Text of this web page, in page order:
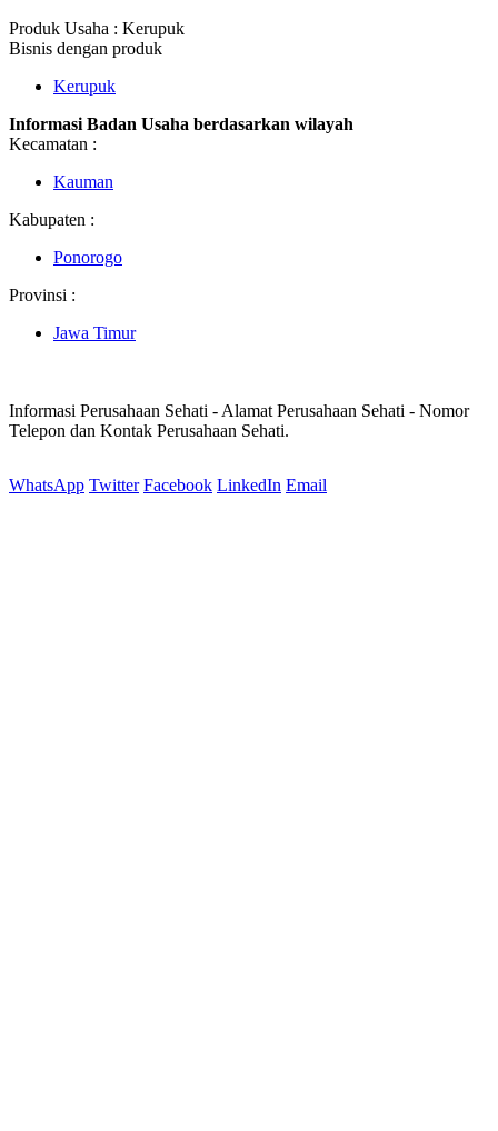
Produk Usaha : Kerupuk
Bisnis dengan produk
Kerupuk
Informasi Badan Usaha berdasarkan wilayah
Kecamatan :
Kauman
Kabupaten :
Ponorogo
Provinsi :
Jawa Timur
Informasi Perusahaan Sehati - Alamat Perusahaan Sehati - Nomor
Telepon dan Kontak Perusahaan Sehati.
WhatsApp Twitter Facebook LinkedIn Email